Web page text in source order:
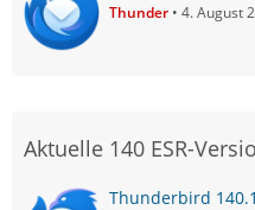
Thunder 4. August
Aktuelle 140 ESR-
Thunderbird